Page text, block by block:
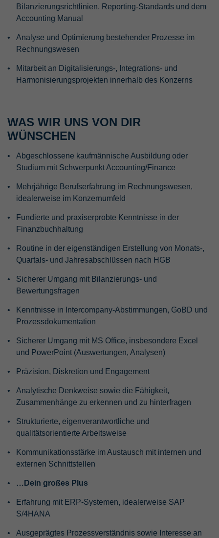
Bilanzierungsrichtlinien, Reporting-Standards und dem
Accounting Manual
Analyse und Optimierung bestehender Prozesse im
Rechnungswesen
Mitarbeit an Digitalisierungs-, Integrations- und
Harmonisierungsprojekten innerhalb des Konzerns
WAS WIR UNS VON DIR
WÜNSCHEN
Abgeschlossene kaufmännische Ausbildung oder
Studium mit Schwerpunkt Accounting/Finance
Mehrjährige Berufserfahrung im Rechnungswesen,
idealerweise im Konzernumfeld
Fundierte und praxiserprobte Kenntnisse in der
Finanzbuchhaltung
Routine in der eigenständigen Erstellung von Monats-,
Quartals- und Jahresabschlüssen nach HGB
Sicherer Umgang mit Bilanzierungs- und
Bewertungsfragen
Kenntnisse in Intercompany-Abstimmungen, GoBD und
Prozessdokumentation
Sicherer Umgang mit MS Office, insbesondere Excel
und PowerPoint (Auswertungen, Analysen)
Präzision, Diskretion und Engagement
Analytische Denkweise sowie die Fähigkeit,
Zusammenhänge zu erkennen und zu hinterfragen
Strukturierte, eigenverantwortliche und
qualitätsorientierte Arbeitsweise
Kommunikationsstärke im Austausch mit internen und
externen Schnittstellen
…Dein großes Plus
Erfahrung mit ERP-Systemen, idealerweise SAP
S/4HANA
Ausgeprägtes Prozessverständnis sowie Interesse an